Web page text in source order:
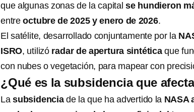
que algunas zonas de la capitalse hundieron
entreoctubre de 2025 y enero de 2026.
El satélite, desarrollado conjuntamente por la
ISRO, utilizó radar de apertura sintéticaque
con nubes o vegetación, para mapear con
¿Qué es la subsidencia que
La subsidenciade la que ha advertido la NASA